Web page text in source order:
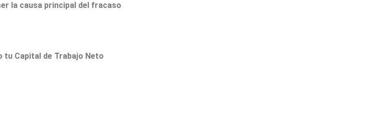
la causa principal del fracaso
tu Capital de Trabajo Neto